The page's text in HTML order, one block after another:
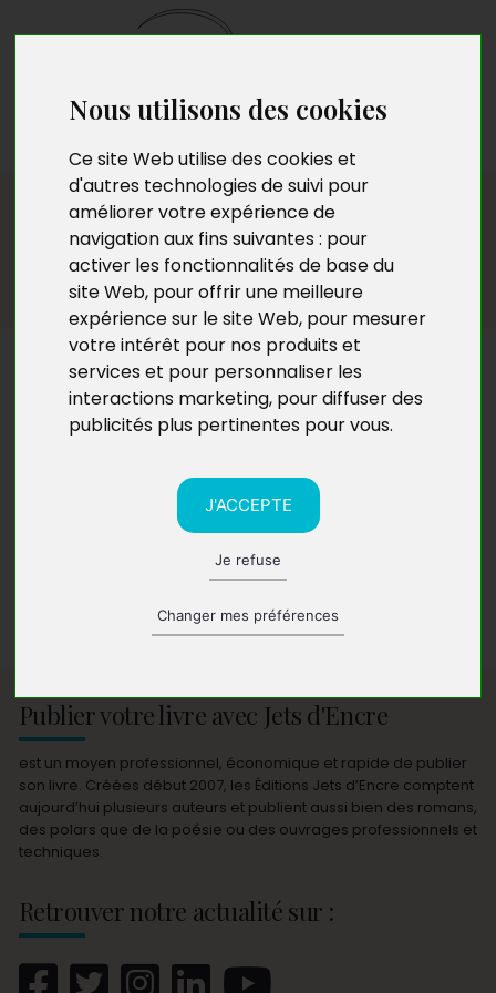
Nous utilisons des cookies
Ce site Web utilise des cookies et
d'autres technologies de suivi pour
améliorer votre expérience de
navigation aux fins suivantes : pour
activer les fonctionnalités de base du
site Web, pour offrir une meilleure
expérience sur le site Web, pour mesurer
votre intérêt pour nos produits et
services et pour personnaliser les
interactions marketing, pour diffuser des
publicités plus pertinentes pour vous.
J'ACCEPTE
Je refuse
Changer mes préférences
Envoyez votre
Temporaire
Temporaire
Publier votre livre avec Jets d'Encre
est un moyen professionnel, économique et rapide de publier
son livre. Créées début 2007, les Éditions Jets d’Encre comptent
aujourd’hui plusieurs auteurs et publient aussi bien des romans,
des polars que de la poésie ou des ouvrages professionnels et
techniques.
Retrouver notre actualité sur :